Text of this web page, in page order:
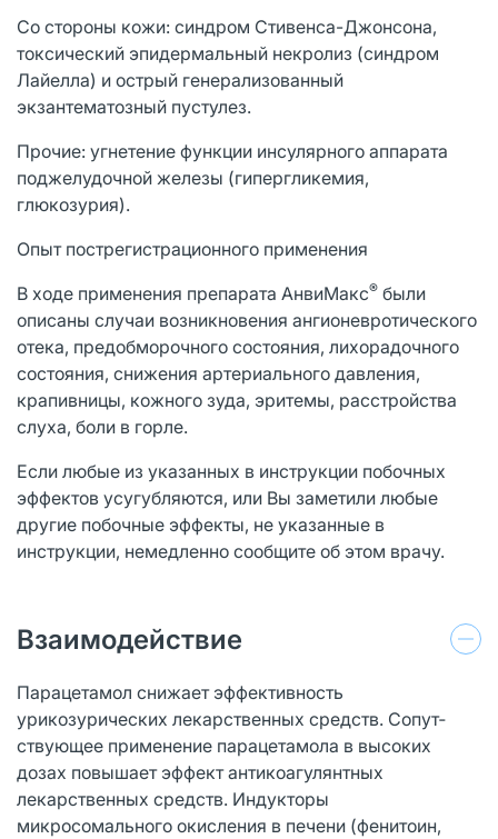
Со стороны кожи: синдром Стивенса-Джонсона,
токсический эпидермальный некролиз (синдром
Лайелла) и острый генерализованный
экзантематозный пустулез.
Прочие: угнетение функции инсулярного аппарата
поджелудочной железы (гипергликемия,
глюкозурия).
Опыт пострегистрационного применения
В ходе применения препарата АнвиМакс® были
описаны случаи возникновения ангионевротического
отека, предобморочного состояния, лихорадочного
состояния, снижения артериального давления,
крапивницы, кожного зуда, эритемы, расстройства
слуха, боли в горле.
Если любые из указанных в инструкции побочных
эффектов усугубляются, или Вы заметили любые
другие побочные эффекты, не указанные в
инструкции, немедленно сообщите об этом врачу.
Взаимодействие
Парацетамол снижает эффективность
урикозурических лекарственных средств. Сопут­
ствующее применение парацетамола в высоких
дозах повышает эффект антикоагулянтных
лекарственных средств. Индукторы
микросомального окисления в печени (фенитоин,